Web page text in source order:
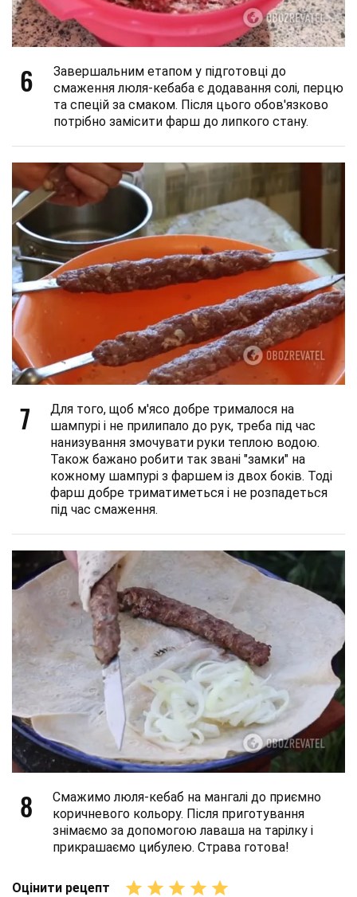
6
Завершальним етапом у підготовці до
смаження люля-кебаба є додавання солі, перцю
та спецій за смаком. Після цього обов'язково
потрібно замісити фарш до липкого стану.
7
Для того, щоб м'ясо добре трималося на
шампурі і не прилипало до рук, треба під час
нанизування змочувати руки теплою водою.
Також бажано робити так звані "замки" на
кожному шампурі з фаршем із двох боків. Тоді
фарш добре триматиметься і не розпадеться
під час смаження.
8
Смажимо люля-кебаб на мангалі до приємно
коричневого кольору. Після приготування
знімаємо за допомогою лаваша на тарілку і
прикрашаємо цибулею. Страва готова!
Оцінити рецепт